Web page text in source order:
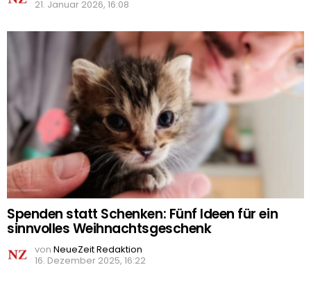
21. Januar 2026, 16:08
Spenden statt Schenken: Fünf Ideen für ein
sinnvolles Weihnachtsgeschenk
von NeueZeit Redaktion
16. Dezember 2025, 16:22